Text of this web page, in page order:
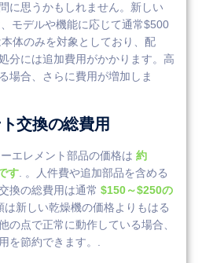
に思うかもしれません。新しい
モデルや機能に応じて通常$500
体のみを対象としており、配
分には追加費用がかかります。高
場合、さらに費用が増加しま
交換の総費用
エレメント部品の価格は 約
す . 。人件費や追加部品を含める
換の総費用は通常 $150～$250の
は新しい乾燥機の価格よりもはる
の点で正常に動作している場合、
を節約できます。.